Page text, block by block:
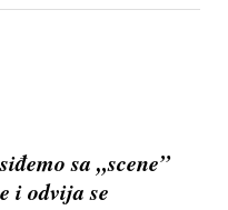
sa „scene”
i odvija se